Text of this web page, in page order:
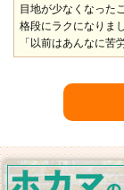
目地が少なくなった
格段にラクになりまし
「以前はあんなに苦